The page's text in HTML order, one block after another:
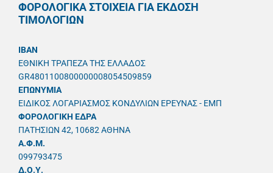
ΦΟΡΟΛΟΓΙΚΑ ΣΤΟΙΧΕΙΑ ΓΙΑ ΕΚΔΟΣΗ
ΤΙΜΟΛΟΓΙΩΝ
IBAN
ΕΘΝΙΚΗ ΤΡΑΠΕΖΑ ΤΗΣ ΕΛΛΑΔΟΣ
GR4801100800000008054509859
ΕΠΩΝΥΜΙΑ
ΕΙΔΙΚΟΣ ΛΟΓΑΡΙΑΣΜΟΣ ΚΟΝΔΥΛΙΩΝ ΕΡΕΥΝΑΣ - ΕΜΠ
ΦΟΡΟΛΟΓΙΚΗ ΕΔΡΑ
ΠΑΤΗΣΙΩΝ 42, 10682 ΑΘΗΝΑ
A.Φ.Μ.
099793475
Δ.Ο.Υ.